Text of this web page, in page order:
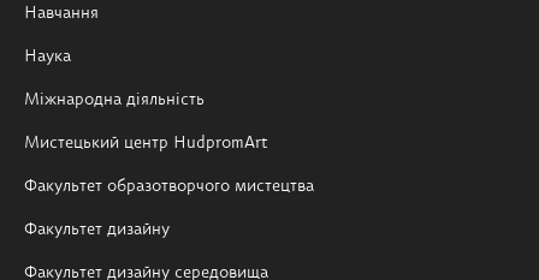
Навчання
Наука
Міжнародна діяльність
Мистецький центр HudpromArt
Факультет образотворчого мистецтва
Факультет дизайну
Факультет дизайну середовища